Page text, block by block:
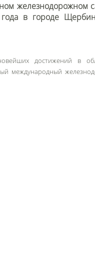
железнодорожном
в городе
достижений в
международный